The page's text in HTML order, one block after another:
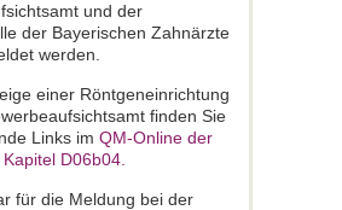
und der
der Bayerischen Zahnärzte
werden.
einer Röntgeneinrichtung
finden Sie
Links im QM-Online der
D06b04.
für die Meldung bei der